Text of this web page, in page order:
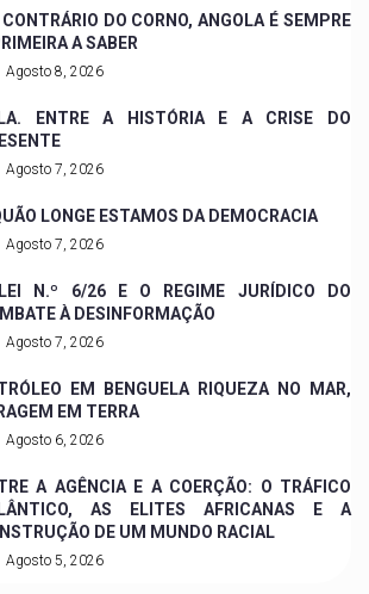
DO CORNO, ANGOLA É SEMPRE
A SABER
Agosto 8, 2026
ENTRE A HISTÓRIA E A CRISE DO
Agosto 7, 2026
LONGE ESTAMOS DA DEMOCRACIA
Agosto 7, 2026
N.º 6/26 E O REGIME JURÍDICO DO
À DESINFORMAÇÃO
Agosto 7, 2026
EM BENGUELA RIQUEZA NO MAR,
EM TERRA
Agosto 6, 2026
A AGÊNCIA E A COERÇÃO: O TRÁFICO
AS ELITES AFRICANAS E A
DE UM MUNDO RACIAL
Agosto 5, 2026